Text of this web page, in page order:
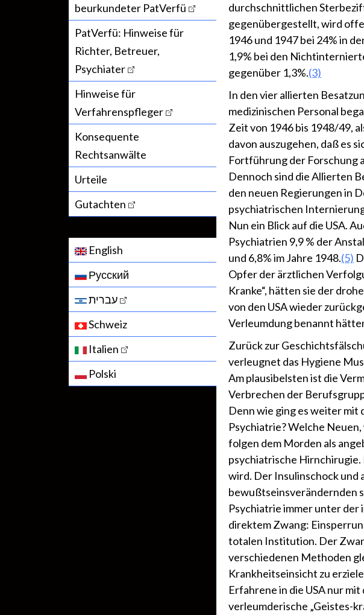
beurkundeter PatVerfü
PatVerfü: Hinweise für
Richter, Betreuer,
Psychiater
Hinweise für
Verfahrenspfleger
Konsequente
Rechtsanwälte
Urteile
Gutachten
English
Русский
עברית
Schweiz
Italien
Polski
durchschnittlichen
gegenübergestellt, wird
1946 und 1947 bei 24% in
1,9% bei den
gegenüber 1,3%.(3)
In den vier allierten
medizinischen Personal
Zeit von 1946 bis 1948/49,
davon auszugehen, daß es
Fortführung der Forschung
Dennoch sind die Allierten
den neuen Regierungen in
psychiatrischen
Nun ein Blick auf die USA.
Psychiatrien 9,9 % der
und 6,8% im Jahre 1948.(5)
Opfer der ärztlichen
Kranke“, hätten sie der
von den USA wieder
Verleumdung benannt
Zurück zur
verleugnet das Hygiene
Am plausibelsten ist die
Verbrechen der
Denn wie ging es weiter mit
Psychiatrie? Welche
folgen dem Morden als
psychiatrische
wird. Der Insulinschock und
bewußtseinsverändernden
Psychiatrie immer unter
direktem Zwang:
totalen Institution. Der
verschiedenen Methoden
Krankheitseinsicht zu
Erfahrene in die USA nur
verleumderische „Geistes-